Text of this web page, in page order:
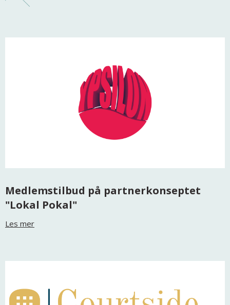
Medlemstilbud på partnerkonseptet
"Lokal Pokal"
Les mer